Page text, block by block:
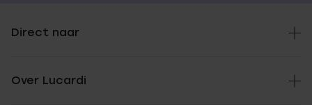
Direct naar
Over Lucardi